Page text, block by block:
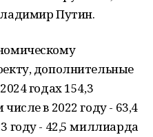
Путин.
дополнительные
годах 154,3
в 2022 году - 63,4
году - 42,5 миллиарда